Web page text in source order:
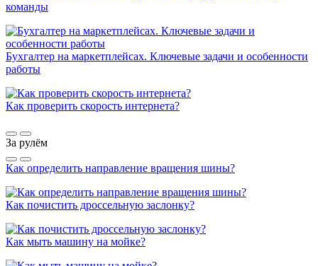
команды
Бухгалтер на маркетплейсах. Ключевые задачи и особенности
работы
Как проверить скорость интернета?
За рулём
Как определить направление вращения шины?
Как почистить дроссельную заслонку?
Как мыть машину на мойке?